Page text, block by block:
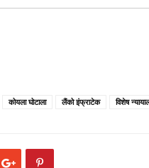
कोयला घोटाला लैंको इंफ्राटेक विशेष